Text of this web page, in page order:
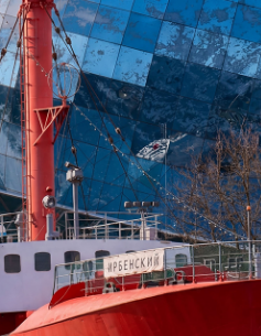
КОНЦЕРТЫ
Чиж & Cо
10.09.2026 19:00